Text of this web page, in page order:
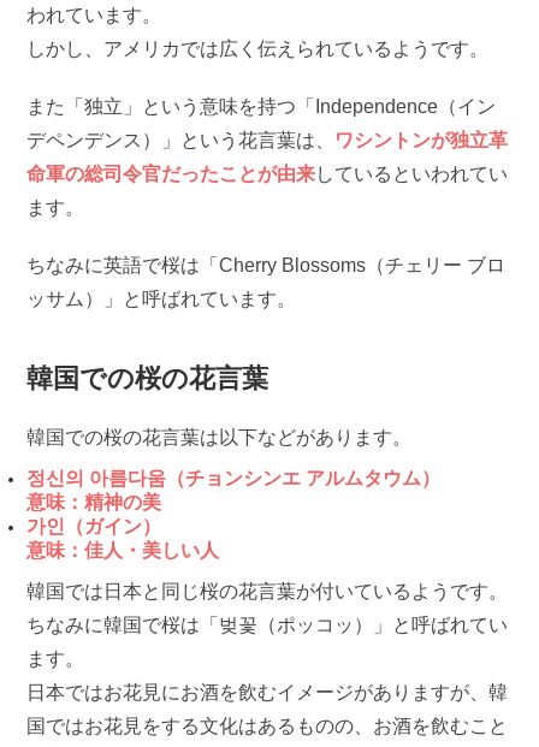
われています。
しかし、アメリカでは広く伝えられているようです。
また「独立」という意味を持つ「Independence（イン
デペンデンス）」という花言葉は、 ワシントンが独立革
命軍の総司令官だったことが由来しているといわれてい
ます。
ちなみに英語で桜は「Cherry Blossoms（チェリー ブロ
ッサム）」と呼ばれています。
韓国での桜の花言葉
韓国での桜の花言葉は以下などがあります。
정신의 아름다움（チョンシンエ アルムタウム）
意味：精神の美
가인（ガイン）
意味：佳人・美しい人
韓国では日本と同じ桜の花言葉が付いているようです。
ちなみに韓国で桜は「벚꽃（ポッコッ）」と呼ばれてい
ます。
日本ではお花見にお酒を飲むイメージがありますが、韓
国ではお花見をする文化はあるものの、お酒を飲むこと